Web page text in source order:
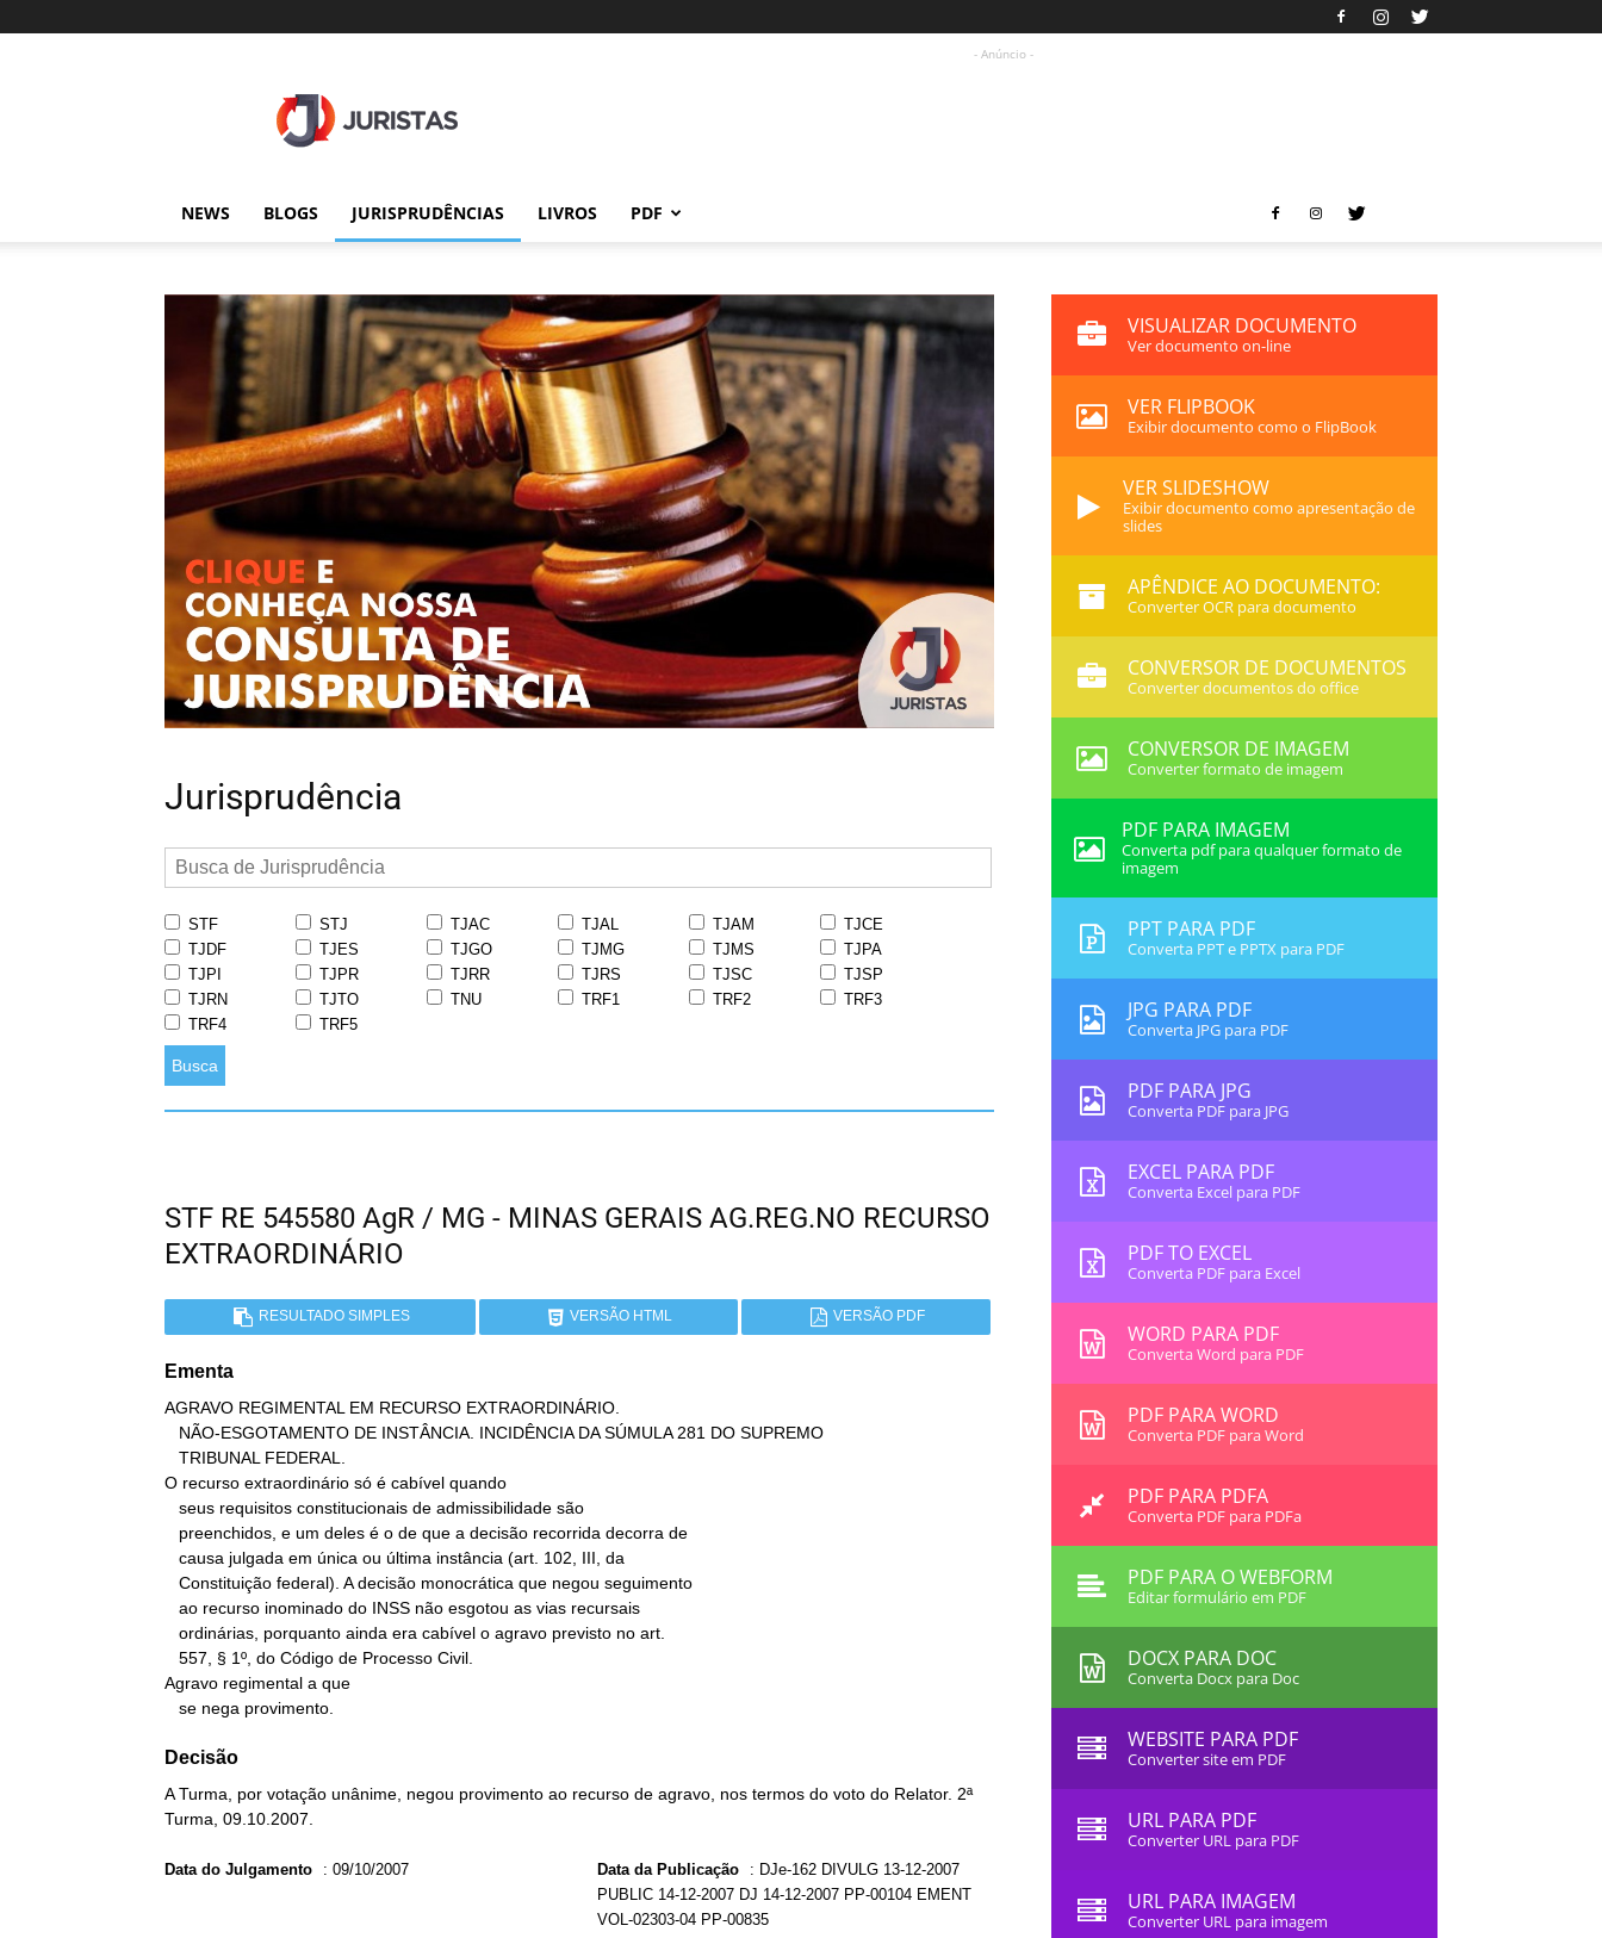
- Anúncio -
NEWS BLOGS JURISPRUDÊNCIAS LIVROS PDF
Jurisprudência
STF STJ TJAC TJAL TJAM
TJCE
TJDF
TJES TJGO TJMG TJMS
TJPA
TJPI
TJPR TJRR TJRS TJSC
TJSP
TJRN
TJTO TNU TRF1 TRF2
TRF3
TRF4
TRF5
Busca
STF RE 545580 AgR / MG - MINAS GERAIS AG.REG.NO RECURSO
EXTRAORDINÁRIO
RESULTADO SIMPLES VERSÃO HTML VERSÃO PDF
Ementa
AGRAVO REGIMENTAL EM RECURSO EXTRAORDINÁRIO.
O recurso extraordinário só é cabível quando
Agravo regimental a que
   se nega provimento.
Decisão
A Turma, por votação unânime, negou provimento ao recurso de agravo, nos termos do voto do Relator. 2ª
Turma, 09.10.2007.
Data do Julgamento : 09/10/2007 Data da Publicação : DJe-162 DIVULG 13-12-2007
PUBLIC 14-12-2007 DJ 14-12-2007 PP-00104 EMENT
VOL-02303-04 PP-00835
VISUALIZAR DOCUMENTO
Ver documento on-line
VER FLIPBOOK
Exibir documento como o FlipBook
VER SLIDESHOW
Exibir documento como apresentação de
slides
APÊNDICE AO DOCUMENTO:
Converter OCR para documento
CONVERSOR DE DOCUMENTOS
Converter documentos do office
CONVERSOR DE IMAGEM
Converter formato de imagem
PDF PARA IMAGEM
Converta pdf para qualquer formato de
imagem
PPT PARA PDF
Converta PPT e PPTX para PDF
JPG PARA PDF
Converta JPG para PDF
PDF PARA JPG
Converta PDF para JPG
EXCEL PARA PDF
Converta Excel para PDF
PDF TO EXCEL
Converta PDF para Excel
WORD PARA PDF
Converta Word para PDF
PDF PARA WORD
Converta PDF para Word
PDF PARA PDFA
Converta PDF para PDFa
PDF PARA O WEBFORM
Editar formulário em PDF
DOCX PARA DOC
Converta Docx para Doc
WEBSITE PARA PDF
Converter site em PDF
URL PARA PDF
Converter URL para PDF
URL PARA IMAGEM
Converter URL para imagem